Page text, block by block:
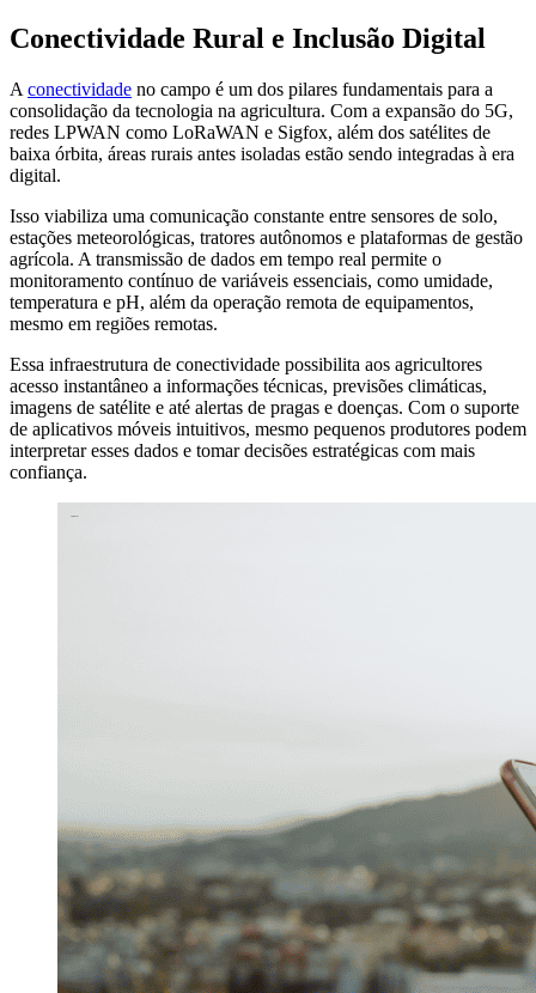
Conectividade Rural e Inclusão Digital
A conectividade no campo é um dos pilares fundamentais para a
consolidação da tecnologia na agricultura. Com a expansão do 5G,
redes LPWAN como LoRaWAN e Sigfox, além dos satélites de
baixa órbita, áreas rurais antes isoladas estão sendo integradas à era
digital.
Isso viabiliza uma comunicação constante entre sensores de solo,
estações meteorológicas, tratores autônomos e plataformas de gestão
agrícola. A transmissão de dados em tempo real permite o
monitoramento contínuo de variáveis essenciais, como umidade,
temperatura e pH, além da operação remota de equipamentos,
mesmo em regiões remotas.
Essa infraestrutura de conectividade possibilita aos agricultores
acesso instantâneo a informações técnicas, previsões climáticas,
imagens de satélite e até alertas de pragas e doenças. Com o suporte
de aplicativos móveis intuitivos, mesmo pequenos produtores podem
interpretar esses dados e tomar decisões estratégicas com mais
confiança.